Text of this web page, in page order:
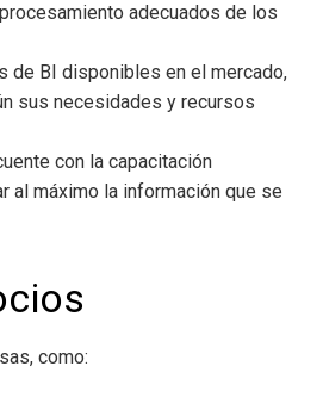
adecuados de los
de BI disponibles en el mercado,
sus necesidades y recursos
con la capacitación
al máximo la información que se
como: